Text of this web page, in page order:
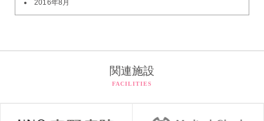
2016年8月
関連施設
FACILITIES